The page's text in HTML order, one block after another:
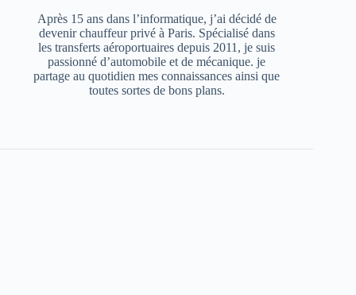
Après 15 ans dans l’informatique, j’ai décidé de
devenir chauffeur privé à Paris. Spécialisé dans
les transferts aéroportuaires depuis 2011, je suis
passionné d’automobile et de mécanique. je
partage au quotidien mes connaissances ainsi que
toutes sortes de bons plans.